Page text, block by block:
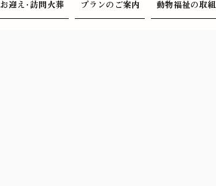
お迎え･訪問火葬 プランのご案内 動物福祉の取組